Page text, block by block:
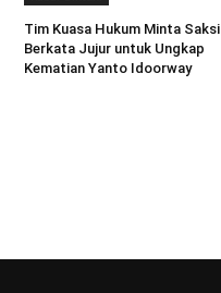
Tim Kuasa Hukum Minta Saksi
Berkata Jujur untuk Ungkap
Kematian Yanto Idoorway